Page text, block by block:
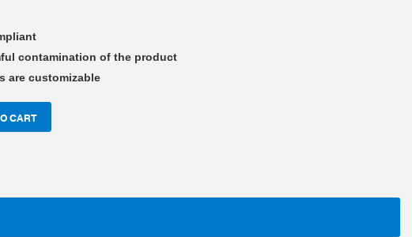
contamination of the product
are customizable
CART